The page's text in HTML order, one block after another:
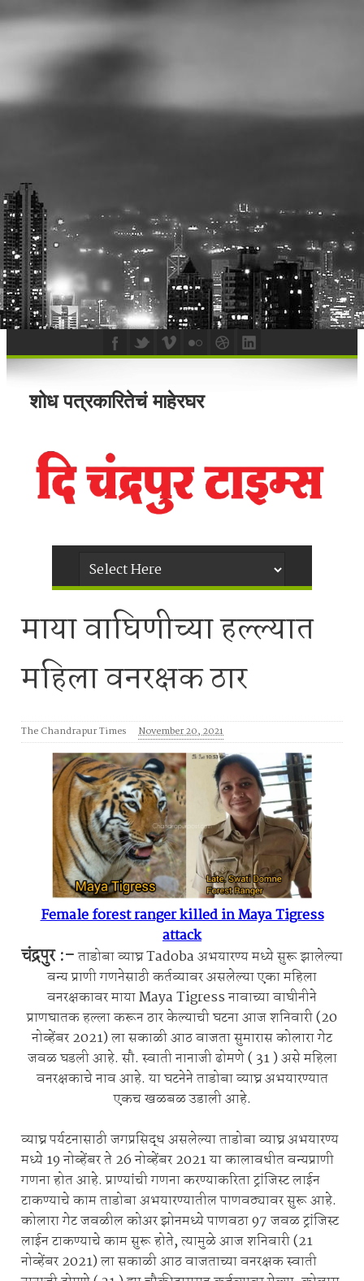
शोध पत्रकारितेचं माहेरघर
माया वाघिणीच्या हल्ल्यात
महिला वनरक्षक ठार
The Chandrapur Times November 20, 2021
Female forest ranger killed in Maya Tigress
attack
चंद्रपुर :-ताडोबा व्याघ्र Tadoba अभयारण्य मध्ये सुरू झालेल्या
वन्य प्राणी गणनेसाठी कर्तव्यावर असलेल्या एका महिला
वनरक्षकावर माया Maya Tigress नावाच्या वाघीनीने
प्राणघातक हल्ला करून ठार केल्याची घटना आज शनिवारी (20
नोव्हेंबर 2021) ला सकाळी आठ वाजता सुमारास कोलारा गेट
जवळ घडली आहे. सौ. स्वाती नानाजी ढोमणे ( 31 ) असे महिला
वनरक्षकाचे नाव आहे. या घटनेने ताडोबा व्याघ्र अभयारण्यात
एकच खळबळ उडाली आहे.
व्याघ्र पर्यटनासाठी जगप्रसिद्ध असलेल्या ताडोबा व्याघ्र अभयारण्य
मध्ये 19 नोव्हेंबर ते 26 नोव्हेंबर 2021 या कालावधीत वन्यप्राणी
गणना होत आहे. प्राण्यांची गणना करण्याकरिता ट्रांजिस्ट लाईन
टाकण्याचे काम ताडोबा अभयारण्यातील पाणवठ्यावर सुरू आहे.
कोलारा गेट जवळील कोअर झोनमध्ये पाणवठा 97 जवळ ट्रांजिस्ट
लाईन टाकण्याचे काम सुरू होते, त्यामुळे आज शनिवारी (21
नोव्हेंबर 2021) ला सकाळी आठ वाजताच्या वनरक्षक स्वाती